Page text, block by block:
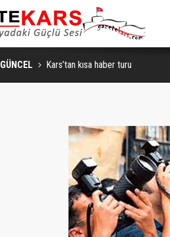
YALNIZ DEĞILSINIZ: KIZILAY KAPINIZI ÇALIYOR
GÜNCEL Kars’tan kısa haber turu